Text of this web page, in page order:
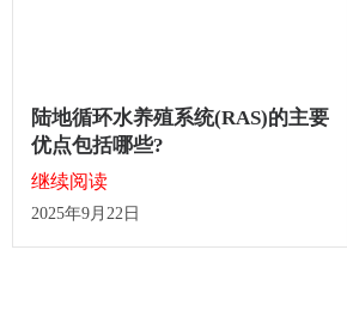
陆地循环水养殖系统(RAS)的主要
优点包括哪些?
继续阅读
2025年9月22日